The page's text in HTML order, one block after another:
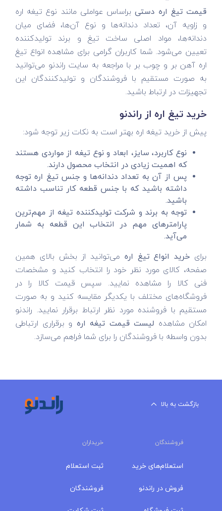
قیمت تیغ اره دستیبراساس عواملی مانند نوع تیغه اره
و زاویه آن، تعداد دندانه‌ها و نوع آن‌ها، فضای میان
دندانه‌ها، مواد اصلی ساخت تیغ و برند تولید‌کننده
تعیین می‌شود. شما کاربران گرامی برای مشاهده انواع تیغ
اره آهن بر و چوب بر با مراجعه به سایت راندنو می‌توانید
به صورت مستقیم با فروشندگان و تولیدکنندگان این
تجهیزات در ارتباط باشید.
خرید تیغ اره از راندنو
پیش از خرید تیغه اره بهتر است به نکات زیر توجه شود:
نوع کاربرد، سایز، ابعاد و نوع تیغه از مواردی هستند
که اهمیت زیادی در انتخاب محصول دارند.
پس از آن به تعداد دندانه‌ها و جنس تیغ اره توجه
داشته باشید که با جنس قطعه کار تناسب داشته
باشید.
توجه به برند و شرکت تولید‌کننده تیغه از مهم‌ترین
پارامترهای مهم در انتخاب این قطعه به شمار
می‌آید.
برای خرید انواع تیغ اره می‌توانید از بخش بالای همین
صفحه، کالای مورد نظر خود را انتخاب کنید و مشخصات
فنی کالا را مشاهده نمایید. سپس قیمت کالا را در
فروشگاه‌های مختلف با یکدیگر مقایسه کنید و به صورت
مستقیم با فروشنده مورد نظر ارتباط برقرار نمایید. راندنو
امکان مشاهده لیست قیمت تیغه اره و برقراری ارتباطی
بدون واسطه با فروشندگان را برای شما فراهم می‌سازد.
بازگشت به بالا
فروشندگان خریداران
استعلام‌های خرید
فروش در راندنو
ثبت استعلام
فروشندگان